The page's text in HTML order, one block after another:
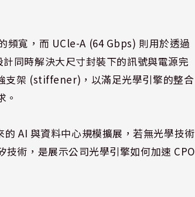
頻寬，而 UCle-A (64 Gbps) 則用於透過
同時解決大尺寸封裝下的訊號與電源完
支架 (stiffener)，以滿足光學引擎的整合
。
AI 與資料中心規模擴展，若無光學技術
術，是展示公司光學引擎如何加速 CPO